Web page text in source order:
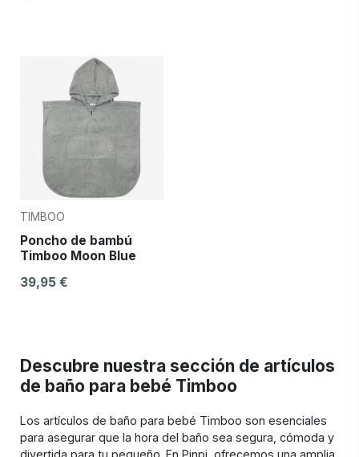
TIMBOO
Poncho de bambú
Timboo Moon Blue
39,95 €
Descubre nuestra sección de artículos
de baño para bebé Timboo
Los artículos de baño para bebé Timboo son esenciales
para asegurar que la hora del baño sea segura, cómoda y
divertida para tu pequeño. En Pinpi, ofrecemos una amplia